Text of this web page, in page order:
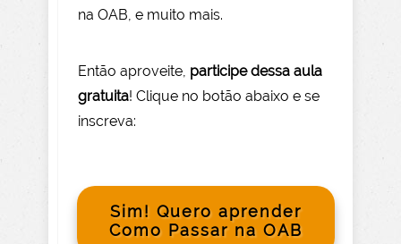
na OAB, e muito mais.
Então aproveite, participe dessa aula
gratuita! Clique no botão abaixo e se
inscreva:
Sim! Quero aprender
Como Passar na OAB